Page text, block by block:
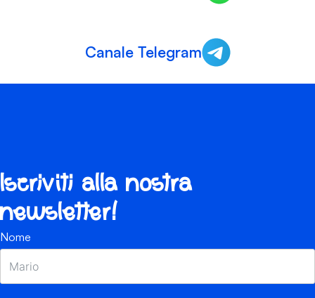
Canale Telegram
Iscriviti alla nostra
newsletter!
Nome